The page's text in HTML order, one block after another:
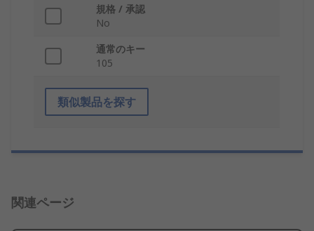
規格 / 承認
No
通常のキー
105
類似製品を探す
関連ページ